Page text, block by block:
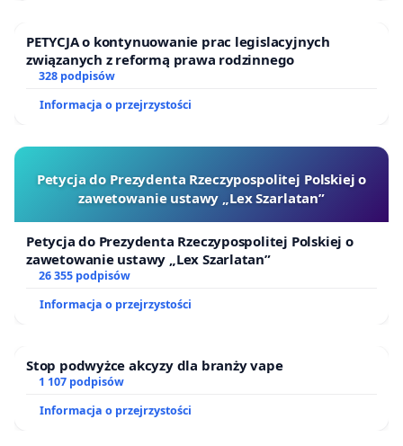
PETYCJA o kontynuowanie prac legislacyjnych
związanych z reformą prawa rodzinnego
328 podpisów
Informacja o przejrzystości
Petycja do Prezydenta Rzeczypospolitej Polskiej o
zawetowanie ustawy „Lex Szarlatan”
Petycja do Prezydenta Rzeczypospolitej Polskiej o
zawetowanie ustawy „Lex Szarlatan”
26 355 podpisów
Informacja o przejrzystości
Stop podwyżce akcyzy dla branży vape
1 107 podpisów
Informacja o przejrzystości